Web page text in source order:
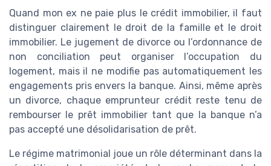
Quand mon ex ne paie plus le crédit immobilier, il faut
distinguer clairement le droit de la famille et le droit
immobilier. Le jugement de divorce ou l’ordonnance de
non conciliation peut organiser l’occupation du
logement, mais il ne modifie pas automatiquement les
engagements pris envers la banque. Ainsi, même après
un divorce, chaque emprunteur crédit reste tenu de
rembourser le prêt immobilier tant que la banque n’a
pas accepté une désolidarisation de prêt.
Le régime matrimonial joue un rôle déterminant dans la